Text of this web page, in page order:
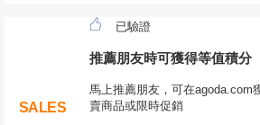
SALES
已驗證
推薦朋友時可獲得等值積分
馬上推薦朋友，可在agoda.com
賣商品或限時促銷